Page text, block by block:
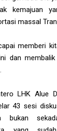
kemajuan
massal
memberi
dan membalik
LHK Alue
43 sesi
bukan